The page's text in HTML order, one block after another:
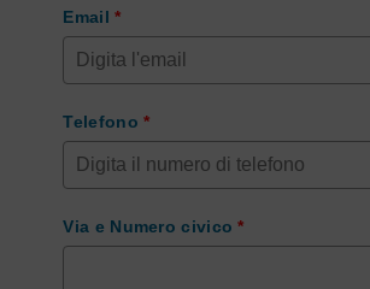
Email *
Telefono *
Via e Numero civico *